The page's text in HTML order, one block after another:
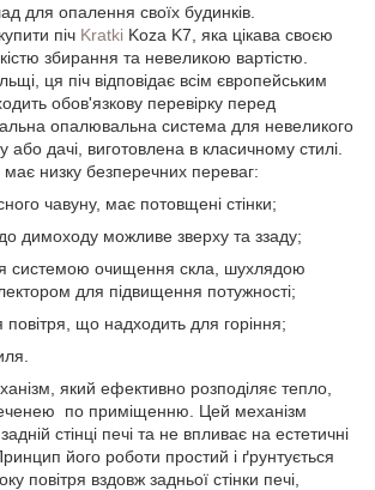
для опалення своїх будинків.
піч Kratki Koza K7, яка цікава своєю
збирання та невеликою вартістю.
ця піч відповідає всім європейським
обов'язкову перевірку перед
опалювальна система для невеликого
або дачі, виготовлена в класичному стилі.
низку безперечних переваг:
чавуну, має потовщені стінки;
димоходу можливе зверху та ззаду;
системою очищення скла, шухлядою
для підвищення потужності;
повітря, що надходить для горіння;
який ефективно розподіляє тепло,
по приміщенню. Цей механізм
стінці печі та не впливає на естетичні
його роботи простий і ґрунтується
повітря вздовж задньої стінки печі,